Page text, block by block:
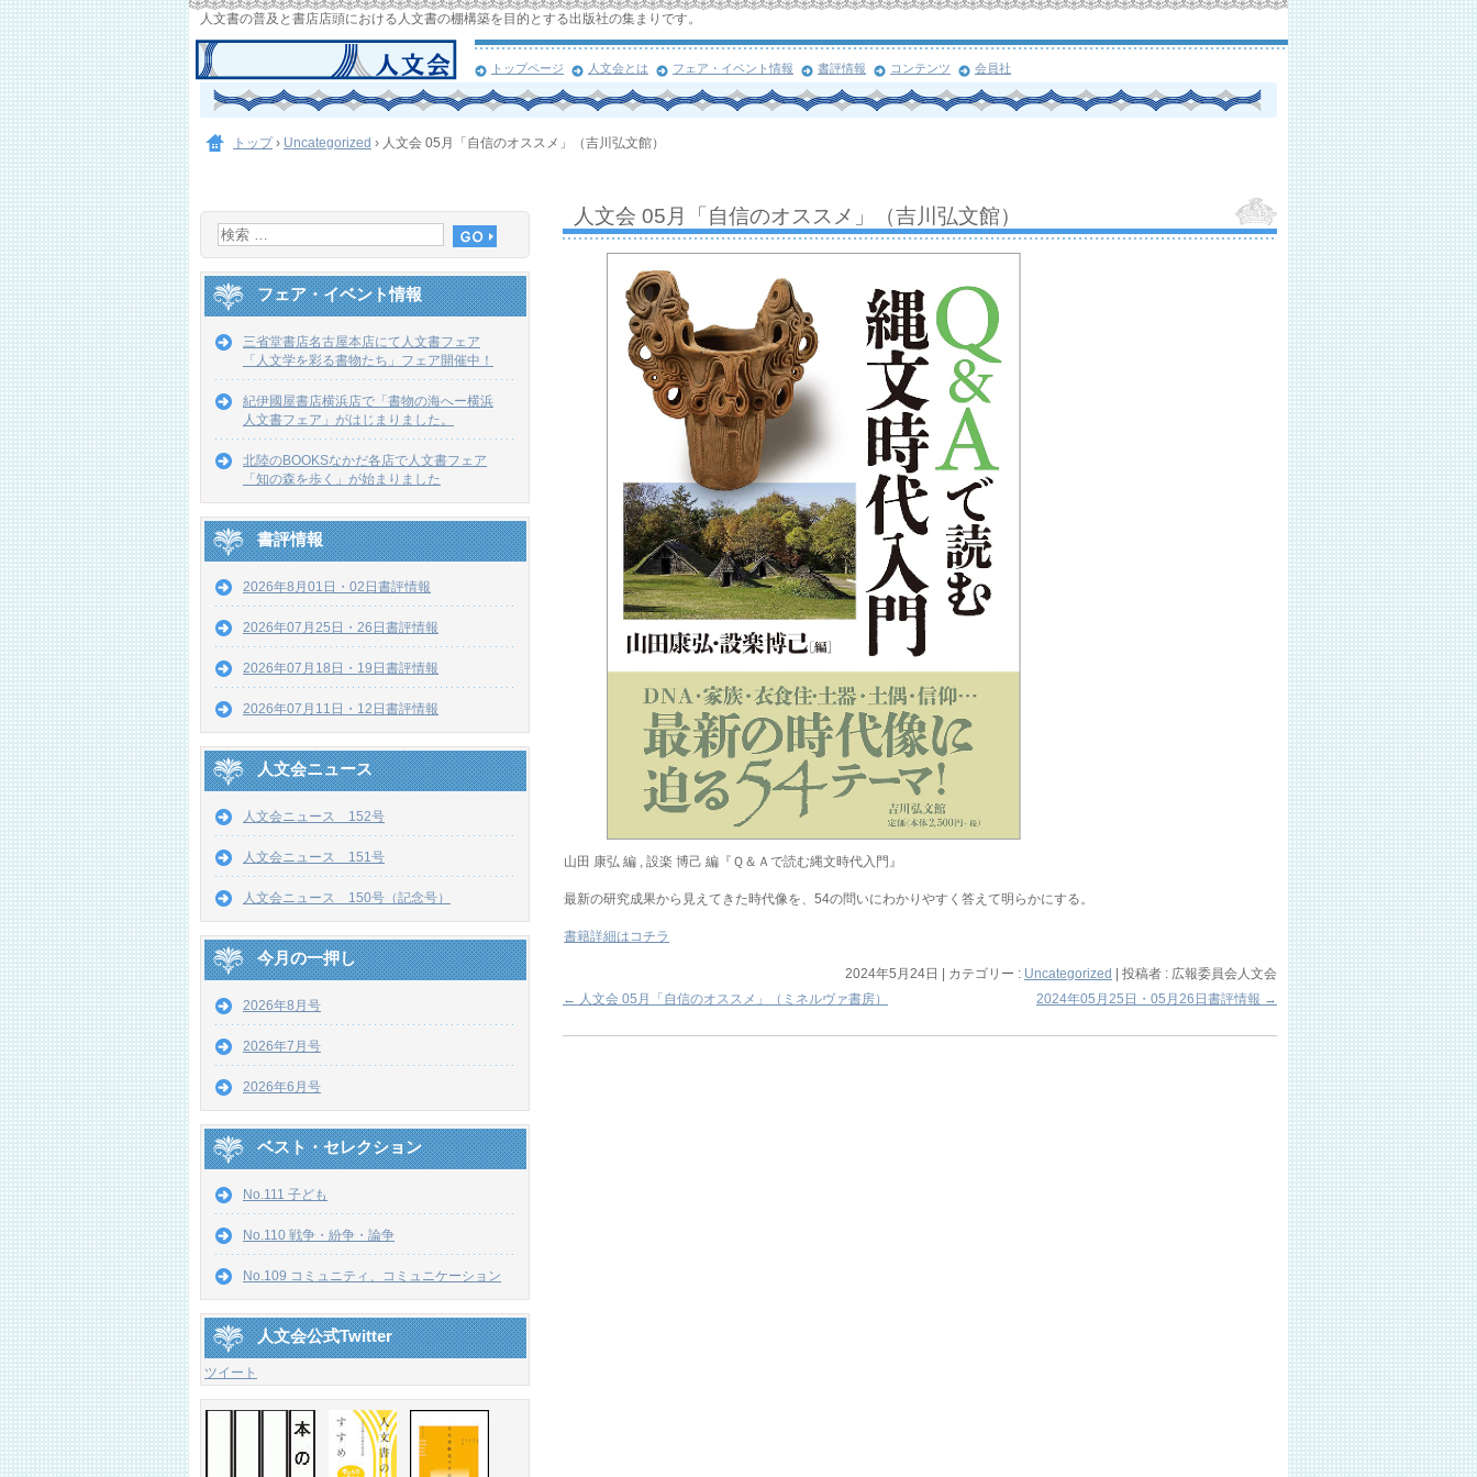
人文書の普及と書店店頭における人文書の棚構築を目的とする出版社の集まりです。
トップページ 人文会とは フェア・イベント情報 書評情報 コンテンツ 会員社
トップ › Uncategorized › 人文会 05月「自信のオススメ」（吉川弘文館）
人文会 05月「自信のオススメ」（吉川弘文館）
山田 康弘 編 , 設楽 博己 編『Ｑ＆Ａで読む縄文時代入門』
最新の研究成果から見えてきた時代像を、54の問いにわかりやすく答えて明らかにする。
書籍詳細はコチラ
2024年5月24日 | カテゴリー : Uncategorized | 投稿者 : 広報委員会人文会
← 人文会 05月「自信のオススメ」（ミネルヴァ書房） 2024年05月25日・05月26日書評情報 →
フェア・イベント情報
三省堂書店名古屋本店にて人文書フェア
「人文学を彩る書物たち」フェア開催中！
紀伊國屋書店横浜店で「書物の海へー横浜
人文書フェア」がはじまりました。
北陸のBOOKSなかだ各店で人文書フェア
「知の森を歩く」が始まりました
書評情報
2026年8月01日・02日書評情報
2026年07月25日・26日書評情報
2026年07月18日・19日書評情報
2026年07月11日・12日書評情報
人文会ニュース
人文会ニュース 152号
人文会ニュース 151号
人文会ニュース 150号（記念号）
今月の一押し
2026年8月号
2026年7月号
2026年6月号
ベスト・セレクション
No.111 子ども
No.110 戦争・紛争・論争
No.109 コミュニティ、コミュニケーション
人文会公式Twitter
ツイート